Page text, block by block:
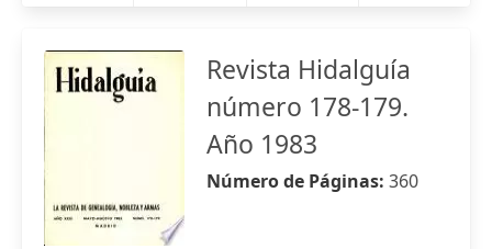
Revista Hidalguía
número 178-179.
Año 1983
Número de Páginas: 360